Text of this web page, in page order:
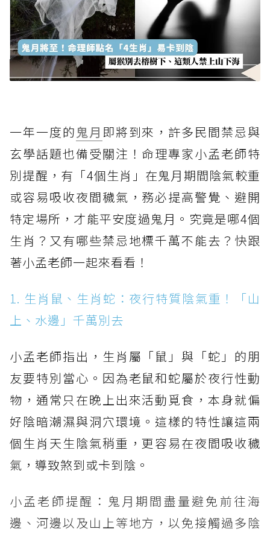
一年一度的鬼月 即將到來，許多民間禁忌與
玄學話題也備受關注！命理專家小孟老師特
別提醒，有「4個生肖」在鬼月期間陰氣較重
或容易吸收夜間穢氣，務必提高警覺、避開
特定場所，才能平安度過鬼月。究竟是哪4個
生肖？又有哪些禁忌地標千萬不能去？快跟
著小孟老師一起來看看！
1. 生肖鼠、生肖蛇：夜行特質陰氣重！「山
上、水邊」千萬別去
小孟老師指出，生肖屬「鼠」與「蛇」的朋
友要特別當心。因為老鼠和蛇屬於夜行性動
物，通常只在晚上出來活動覓食，本身就偏
好陰暗潮濕與洞穴環境。這樣的特性讓這兩
個生肖天生陰氣稍重，更容易在夜間吸收穢
氣，導致煞到或卡到陰。
小孟老師提醒：鬼月期間盡量避免前往海
邊、河邊以及山上等地方，以免接觸過多陰